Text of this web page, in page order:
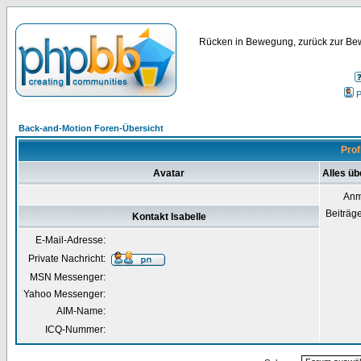
Rücken in Bewegung, zurück zur
Back-and-Motion Foren-Übersicht
Avatar Alles
Kontakt Isabelle
E-Mail-Adresse:
Private Nachricht:
MSN Messenger:
Yahoo Messenger:
AIM-Name:
ICQ-Nummer: